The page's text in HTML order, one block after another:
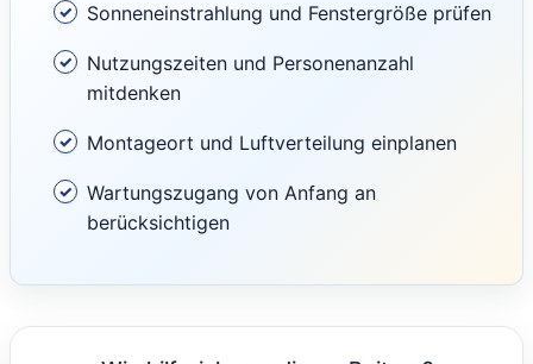
Sonneneinstrahlung und Fenstergröße prüfen
Nutzungszeiten und Personenanzahl
mitdenken
Montageort und Luftverteilung einplanen
Wartungszugang von Anfang an
berücksichtigen